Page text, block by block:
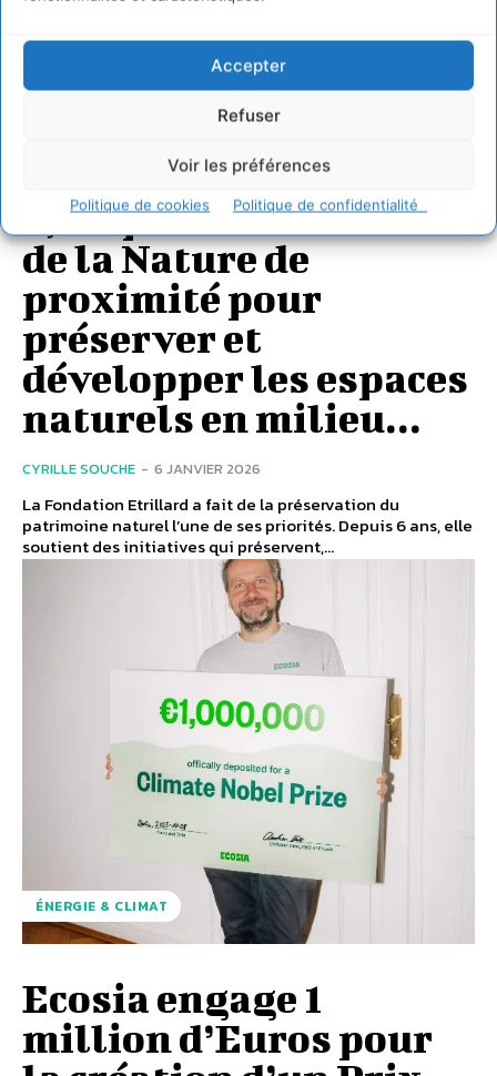
Accepter
Refuser
Voir les préférences
Politique de cookies Politique de confidentialité
BIODIVERSITÉ
« Nature dans la ville
», un prix au bénéfice
de la Nature de
proximité pour
préserver et
développer les espaces
naturels en milieu...
CYRILLE SOUCHE - 6 JANVIER 2026
La Fondation Etrillard a fait de la préservation du
patrimoine naturel l’une de ses priorités. Depuis 6 ans, elle
soutient des initiatives qui préservent,...
ÉNERGIE & CLIMAT
Ecosia engage 1
million d’Euros pour